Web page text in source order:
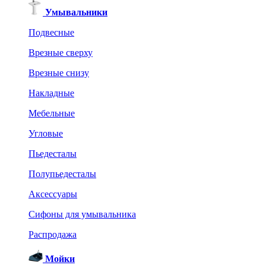
Умывальники
Подвесные
Врезные сверху
Врезные снизу
Накладные
Мебельные
Угловые
Пьедесталы
Полупьедесталы
Аксессуары
Сифоны для умывальника
Распродажа
Мойки